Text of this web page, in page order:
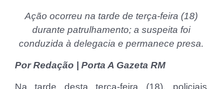
Ação ocorreu na tarde de terça-feira (18)
durante patrulhamento; a suspeita foi
conduzida à delegacia e permanece presa.
Por Redação | Porta A Gazeta RM